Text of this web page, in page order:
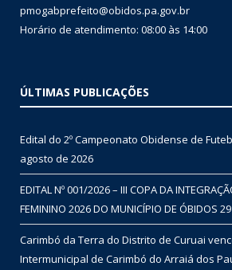
pmogabprefeito@obidos.pa.gov.br
Horário de atendimento: 08:00 às 14:00
ÚLTIMAS PUBLICAÇÕES
Edital do 2º Campeonato Obidense de
agosto de 2026
EDITAL Nº 001/2026 – III COPA DA
FEMININO 2026 DO MUNICÍPIO DE ÓBIDOS
Carimbó da Terra do Distrito de Curuai
Intermunicipal de Carimbó do Arraiá dos